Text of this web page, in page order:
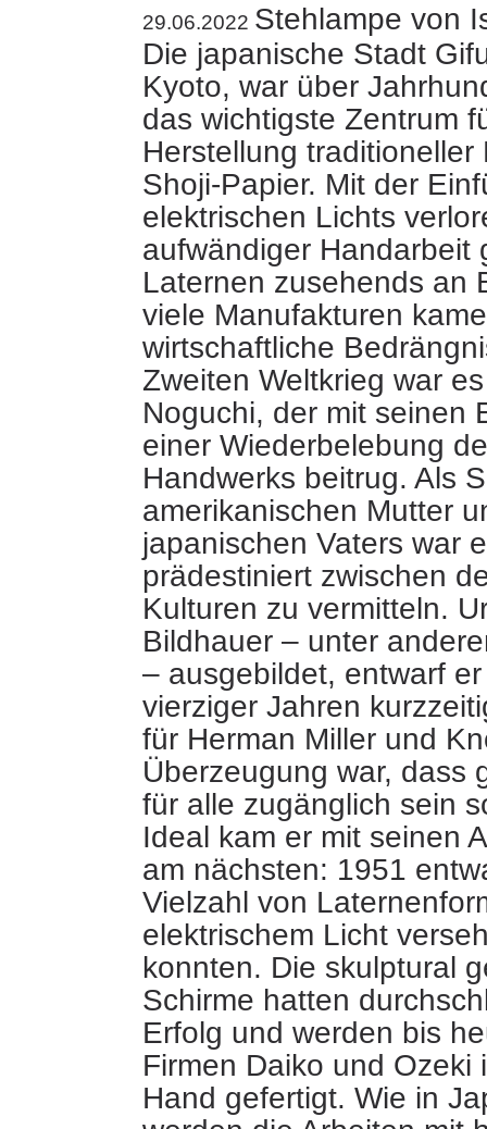
29.06.2022 Stehlampe von
Die japanische Stadt
Kyoto, war über
das wichtigste Zentrum
Herstellung
Shoji-Papier. Mit der
elektrischen Lichts
aufwändiger Handarbeit
Laternen zusehends an
viele Manufakturen
wirtschaftliche
Zweiten Weltkrieg war
Noguchi, der mit seinen
einer Wiederbelebung
Handwerks beitrug. Als
amerikanischen Mutter
japanischen Vaters war
prädestiniert zwischen
Kulturen zu vermitteln.
Bildhauer – unter
– ausgebildet, entwarf
vierziger Jahren
für Herman Miller und
Überzeugung war, dass
für alle zugänglich sein
Ideal kam er mit seinen
am nächsten: 1951
Vielzahl von
elektrischem Licht
konnten. Die skulptural
Schirme hatten
Erfolg und werden bis
Firmen Daiko und Ozeki
Hand gefertigt. Wie in